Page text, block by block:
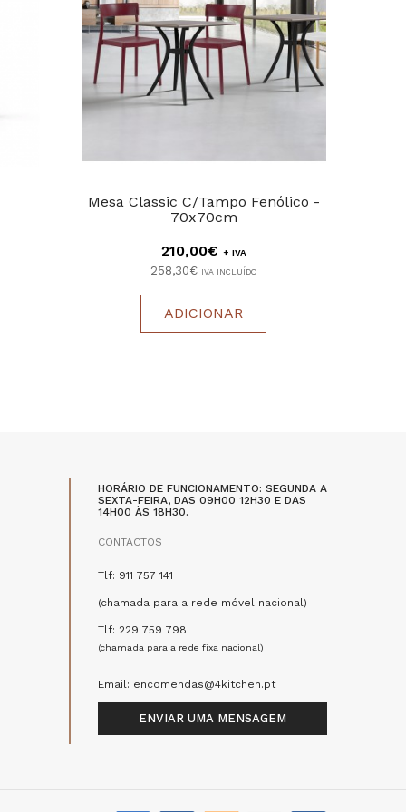
Mesa Classic C/Tampo Fenólico -
70x70cm
210,00€ + IVA
258,30€ IVA INCLUÍDO
ADICIONAR
HORÁRIO DE FUNCIONAMENTO: SEGUNDA A
SEXTA-FEIRA, DAS 09H00 12H30 E DAS
14H00 ÀS 18H30.
CONTACTOS
Tlf: 911 757 141
(chamada para a rede móvel nacional)
Tlf: 229 759 798
(chamada para a rede fixa nacional)
Email: encomendas@4kitchen.pt
ENVIAR UMA MENSAGEM